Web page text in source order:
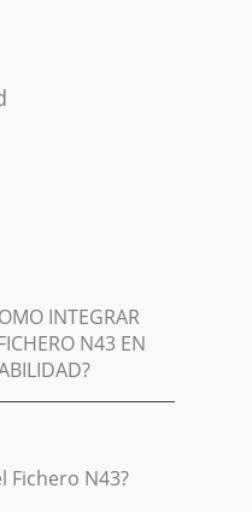
INTEGRAR
N43 EN
Fichero N43?